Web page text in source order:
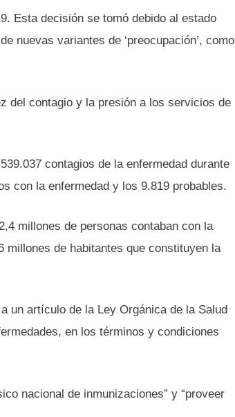
Esta decisión se tomó debido al estado
nuevas variantes de ‘preocupación’, como
del contagio y la presión a los servicios de
contagios de la enfermedad durante
con la enfermedad y los 9.819 probables.
millones de personas contaban con la
millones de habitantes que constituyen la
un artículo de la Ley Orgánica de la Salud
en los términos y condiciones
nacional de inmunizaciones” y “proveer